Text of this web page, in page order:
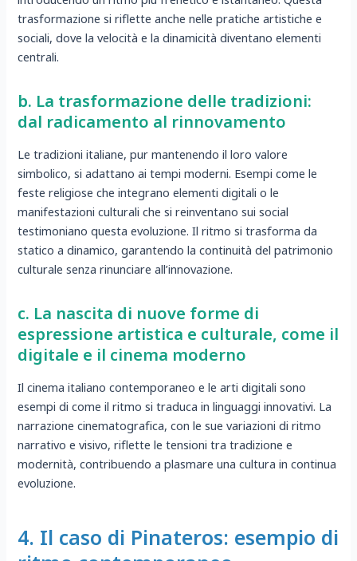
trasformazione si riflette anche nelle pratiche artistiche e
sociali, dove la velocità e la dinamicità diventano elementi
centrali.
b. La trasformazione delle tradizioni:
dal radicamento al rinnovamento
Le tradizioni italiane, pur mantenendo il loro valore
simbolico, si adattano ai tempi moderni. Esempi come le
feste religiose che integrano elementi digitali o le
manifestazioni culturali che si reinventano sui social
testimoniano questa evoluzione. Il ritmo si trasforma da
statico a dinamico, garantendo la continuità del patrimonio
culturale senza rinunciare all’innovazione.
c. La nascita di nuove forme di
espressione artistica e culturale, come il
digitale e il cinema moderno
Il cinema italiano contemporaneo e le arti digitali sono
esempi di come il ritmo si traduca in linguaggi innovativi. La
narrazione cinematografica, con le sue variazioni di ritmo
narrativo e visivo, riflette le tensioni tra tradizione e
modernità, contribuendo a plasmare una cultura in continua
evoluzione.
4. Il caso di Pinateros: esempio di